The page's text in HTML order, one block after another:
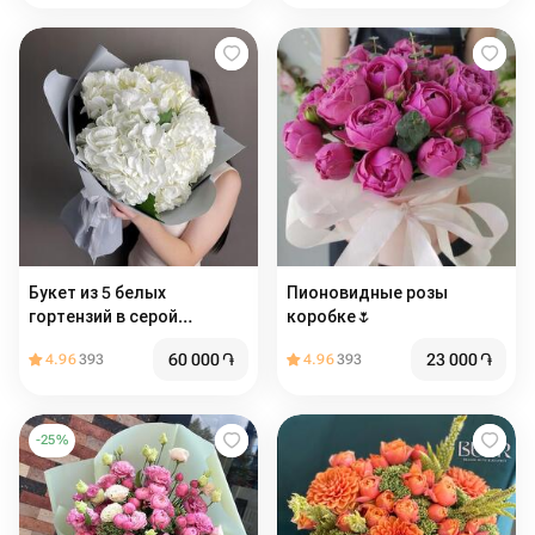
Букет из 5 белых
гортензий в серой
4.96393 60 000֏
Пионовидные розы
коробке🌷
4.96393 23 000֏
-25%